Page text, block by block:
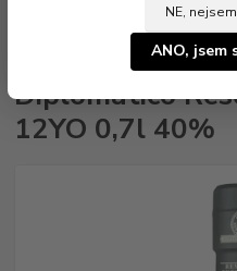
NE,
ANO,
Diplomatico
12YO 0,7l 40%